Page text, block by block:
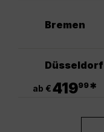
Bremen
Düsseldorf
ab €41999*